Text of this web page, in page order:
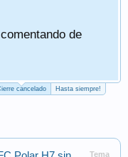
de
cancelado Hasta siempre!
Tema